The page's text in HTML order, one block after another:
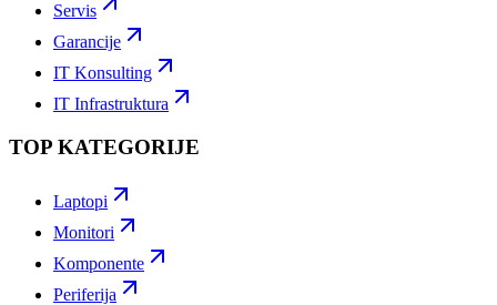
Servis
Garancije
IT Konsulting
IT Infrastruktura
TOP KATEGORIJE
Laptopi
Monitori
Komponente
Periferija